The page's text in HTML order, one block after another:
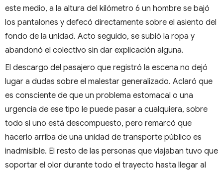
este medio, a la altura del kilómetro 6 un hombre se bajó
los pantalones y defecó directamente sobre el asiento del
fondo de la unidad. Acto seguido, se subió la ropa y
abandonó el colectivo sin dar explicación alguna.
El descargo del pasajero que registró la escena no dejó
lugar a dudas sobre el malestar generalizado. Aclaró que
es consciente de que un problema estomacal o una
urgencia de ese tipo le puede pasar a cualquiera, sobre
todo si uno está descompuesto, pero remarcó que
hacerlo arriba de una unidad de transporte público es
inadmisible. El resto de las personas que viajaban tuvo que
soportar el olor durante todo el trayecto hasta llegar al